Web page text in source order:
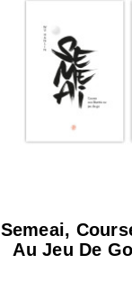
Semeai,
Au Jeu De